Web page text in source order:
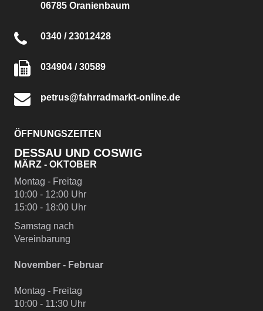
06785 Oranienbaum
0340 / 23012428
034904 / 30589
petrus@fahrradmarkt-online.de
ÖFFNUNGSZEITEN
DESSAU UND COSWIG
MÄRZ - OKTOBER
Montag - Freitag
10:00 - 12:00 Uhr
15:00 - 18:00 Uhr
Samstag nach
Vereinbarung
November - Februar
Montag - Freitag
10:00 - 11:30 Uhr